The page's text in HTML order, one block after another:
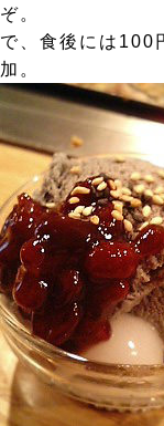
ぞ。
で、食後には100
加。